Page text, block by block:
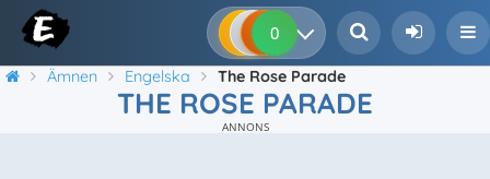
0 0 0
Ämnen Engelska The Rose Parade
THE ROSE PARADE
ANNONS